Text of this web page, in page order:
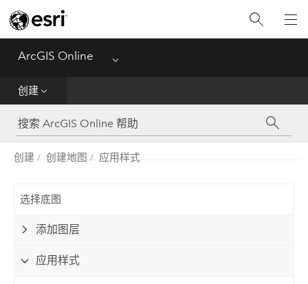
ArcGIS Online Menu
创建
入门
创建
分析
共享
管理数据
管理
参考
创建 创建地图 应用样式
选择底图
添加图层
应用样式